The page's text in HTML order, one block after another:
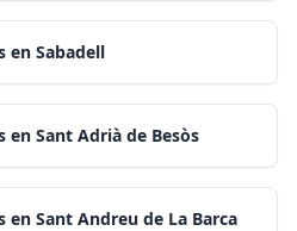
en Sabadell
en Sant Adrià de Besòs
en Sant Andreu de La Barca